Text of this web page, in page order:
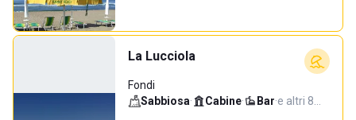
La Lucciola
Fondi
Sabbiosa· Cabine· Bar·e altri 8…